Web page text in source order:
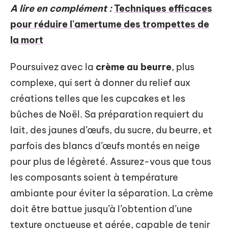
A lire en complément :Techniques efficaces
pour réduire l'amertume des trompettes de
la mort
Poursuivez avec la crème au beurre, plus
complexe, qui sert à donner du relief aux
créations telles que les cupcakes et les
bûches de Noël. Sa préparation requiert du
lait, des jaunes d’œufs, du sucre, du beurre, et
parfois des blancs d’œufs montés en neige
pour plus de légèreté. Assurez-vous que tous
les composants soient à température
ambiante pour éviter la séparation. La crème
doit être battue jusqu’à l’obtention d’une
texture onctueuse et aérée, capable de tenir